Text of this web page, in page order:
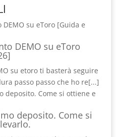
DEMO su eToro
su etoro ti basterà seguire
passo passo che ho re[...]
deposito. Come si